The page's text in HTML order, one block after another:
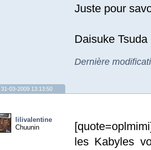
Juste pour
Daisuke
Dernière
31-03-2009 13:13:50
lilivalentine
Chuunin
les Kabyles